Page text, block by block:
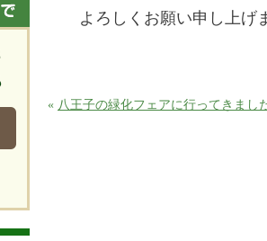
よろしくお願い申し上げ
« 八王子の緑化フェアに行ってきまし